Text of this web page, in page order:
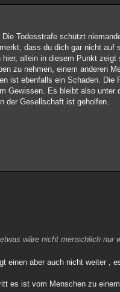
Todesstrafe schützt
dass du dich gar nicht
allein in diesem Punkt
zu nehmen, einem anderen
ist ebenfalls ein Schaden.
Gewissen. Es bleibt also
der Gesellschaft ist geholfen.
wäre nicht menschlich
einen aber auch nicht weiter ,
es ist vom Menschen zu